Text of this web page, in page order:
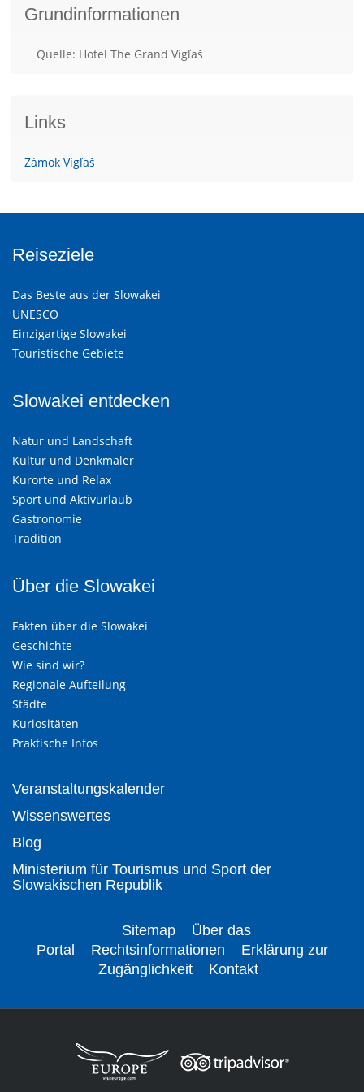
Grundinformationen
Quelle: Hotel The Grand Vígľaš
Links
Zámok Vígľaš
Reiseziele
Das Beste aus der Slowakei
UNESCO
Einzigartige Slowakei
Touristische Gebiete
Slowakei entdecken
Natur und Landschaft
Kultur und Denkmäler
Kurorte und Relax
Sport und Aktivurlaub
Gastronomie
Tradition
Über die Slowakei
Fakten über die Slowakei
Geschichte
Wie sind wir?
Regionale Aufteilung
Städte
Kuriositäten
Praktische Infos
Veranstaltungskalender
Wissenswertes
Blog
Ministerium für Tourismus und Sport der
Slowakischen Republik
Sitemap
Über das
Portal
Rechtsinformationen
Erklärung zur
Zugänglichkeit
Kontakt